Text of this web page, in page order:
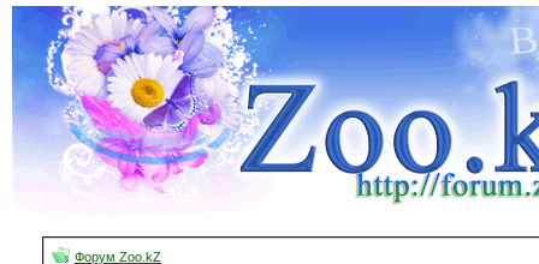
Форум Zoo.kZ